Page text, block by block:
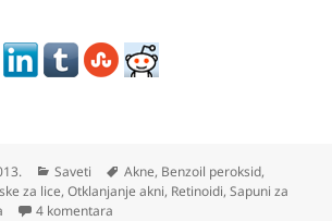
Kategorije
Saveti Oznake
Akne, Benzoil peroksid,
za lice,Otklanjanje akni, Retinoidi,Sapuni za
4 komentara